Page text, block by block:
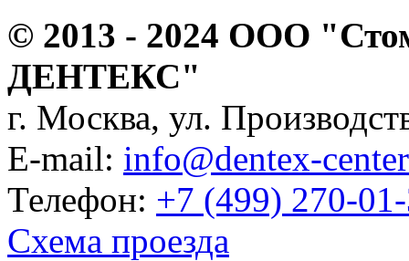
© 2013 - 2024 ООО
ДЕНТЕКС"
г. Москва, ул.
E-mail: info@dentex-
Телефон: +7 (499) 270-
Схема проезда